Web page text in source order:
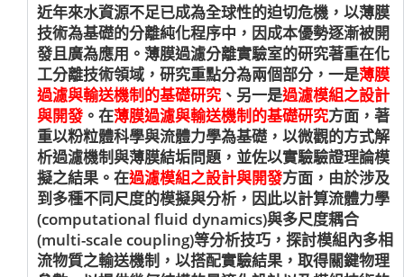
近年來水資源不足已成為全球性的迫切危機，以薄膜
技術為基礎的分離純化程序中，因成本優勢逐漸被開
發且廣為應用。薄膜過濾分離實驗室的研究著重在化
工分離技術領域，研究重點分為兩個部分，一是薄膜
過濾與輸送機制的基礎研究 、另一是過濾模組之設計
與開發。在薄膜過濾與輸送機制的基礎研究方面，著
重以粉粒體科學與流體力學為基礎，以微觀的方式解
析過濾機制與薄膜結垢問題，並佐以實驗驗證理論模
擬之結果。在過濾模組之設計與開發方面，由於涉及
到多種不同尺度的模擬與分析，因此以計算流體力學
(computational fluid dynamics)與多尺度耦合
(multi-scale coupling)等分析技巧，探討模組內多相
流物質之輸送機制，以搭配實驗結果，取得關鍵物理